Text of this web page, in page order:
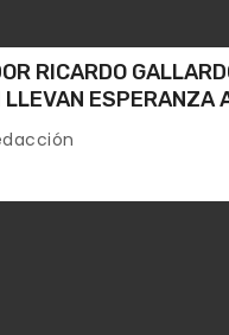
RICARDO
LLEVAN ESPERANZA